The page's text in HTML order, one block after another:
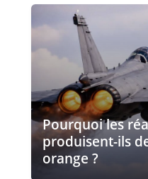
Pourquoi les
produisent-ils
orange ?